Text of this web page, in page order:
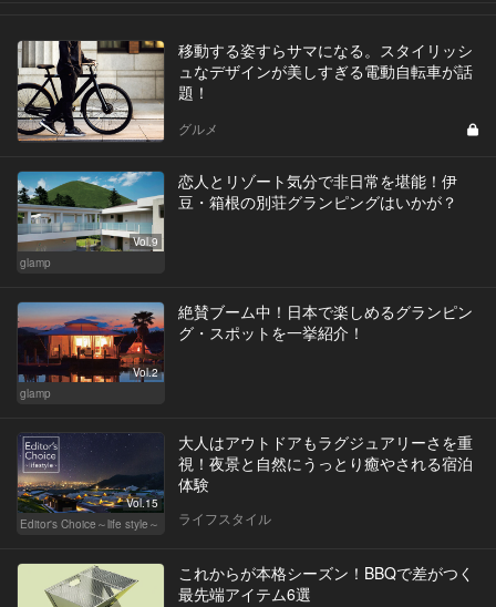
移動する姿すらサマになる。スタイリッシ
ュなデザインが美しすぎる電動自転車が話
題！
グルメ
Vol.9
glamp
恋人とリゾート気分で非日常を堪能！伊
豆・箱根の別荘グランピングはいかが？
Vol.2
glamp
絶賛ブーム中！日本で楽しめるグランピン
グ・スポットを一挙紹介！
Vol.15
Editor's Choice～life style～
大人はアウトドアもラグジュアリーさを重
視！夜景と自然にうっとり癒やされる宿泊
体験
ライフスタイル
これからが本格シーズン！BBQで差がつく
最先端アイテム6選